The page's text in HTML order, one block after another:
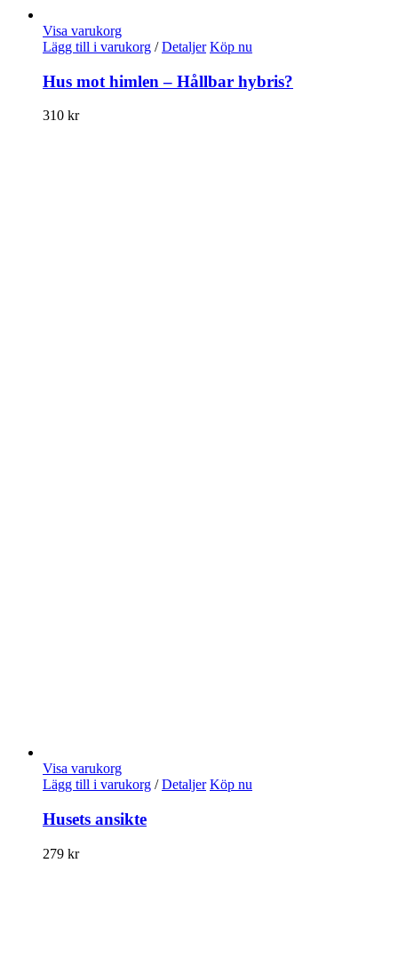
Visa varukorg
Lägg till i varukorg / Detaljer Köp nu
Hus mot himlen – Hållbar hybris?
310 kr
Visa varukorg
Lägg till i varukorg / Detaljer Köp nu
Husets ansikte
279 kr